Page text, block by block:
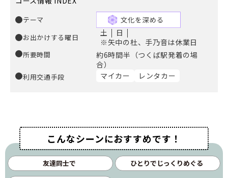
テーマ
お出かけする曜日
土
日
※矢中の杜、手乃音は休業日
所要時間
約6時間半（つくば駅発着の場
合）
利用交通手段 マイカー レンタカー
こんなシーンにおすすめです！
友達同士で ひとりでじっくりめぐる